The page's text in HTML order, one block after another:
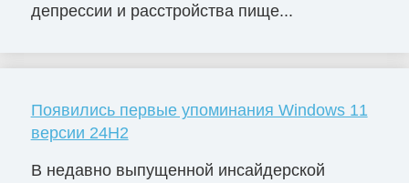
депрессии и расстройства пище...
Появились первые упоминания Windows 11
версии 24H2
В недавно выпущенной инсайдерской